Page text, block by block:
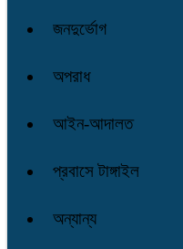
জনদুর্ভোগ
অপরাধ
আইন-আদালত
প্রবাসে টাঙ্গাইল
অন্যান্য